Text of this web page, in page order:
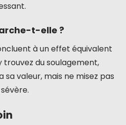
t-elle ?
à un effet équivalent
trouvez du soulagement,
sa valeur, mais ne misez pas